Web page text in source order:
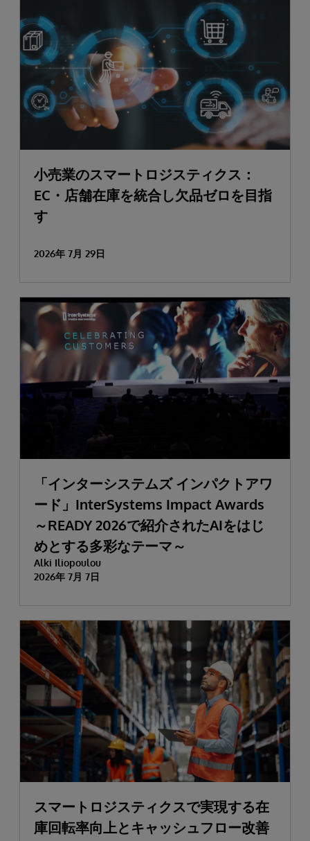
小売業のスマートロジスティクス：
EC・店舗在庫を統合し欠品ゼロを目指
す
2026年 7月 29日
「インターシステムズ インパクトアワ
ード」InterSystems Impact Awards
～READY 2026で紹介されたAIをはじ
めとする多彩なテーマ～
Alki Iliopoulou
2026年 7月 7日
スマートロジスティクスで実現する在
庫回転率向上とキャッシュフロー改善